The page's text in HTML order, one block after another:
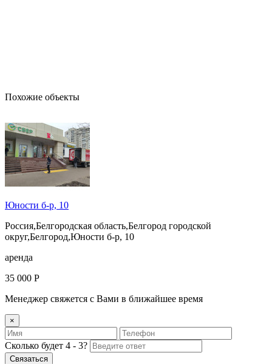
Похожие объекты
Юности б-р, 10
Россия,Белгородская область,Белгород городской
округ,Белгород,Юности б-р, 10
аренда
35 000 Р
Менеджер свяжется с Вами в ближайшее время
×
Сколько будет 4 - 3?